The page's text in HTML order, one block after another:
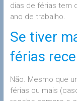
dias de férias tem
ano de trabalho.
Se tiver
férias
Não. Mesmo que
férias ou mais